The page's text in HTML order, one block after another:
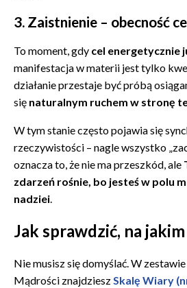
3. Zaistnienie – obecność
To moment, gdy cel energetycznie
manifestacja w materii jest tylko
działanie przestaje być próbą
się naturalnym ruchem w stronę
W tym stanie często pojawia się
rzeczywistości – nagle wszystko
oznacza to, że nie ma przeszkód, ale
zdarzeń rośnie, bo jesteś w polu
nadziei
Jak sprawdzić, na
Nie musisz się domyślać. W
Mądrości znajdzieszSkalę Wiary